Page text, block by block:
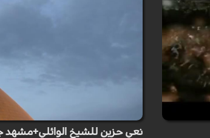
نعي حزين للشيخ الوائلي+مشهد